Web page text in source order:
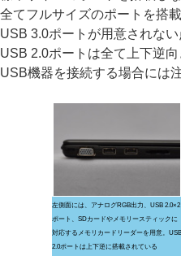
全てフルサイズのポートを搭
USB 3.0ポートが用意されな
USB 2.0ポートは全て上下逆
USB機器を接続する場合には
左側面には、アナログRGB出力、USB 2.0×2
ポート、SDカードやメモリースティックに
対応するメモリカードリーダーを用意。USB
2.0ポートは上下逆に搭載されている